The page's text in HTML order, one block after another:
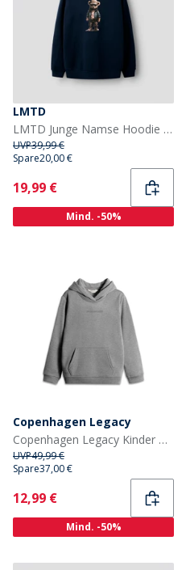
LMTD
LMTD Junge Namse Hoodie Navy Blazer
UVP39,99 €
Spare20,00 €
Current
19,99 €
Mind. -50%
Copenhagen Legacy
Copenhagen Legacy Kinder Kapuzenpullover Grau Melange
UVP49,99 €
Spare37,00 €
Current
12,99 €
Mind. -50%